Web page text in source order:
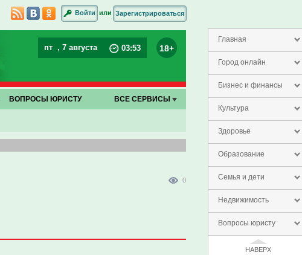
Главная
Город онлайн
Бизнес и финансы
Культура
Здоровье
Образование
Семья и дети
Недвижимость
Вопросы юристу
НАВЕРХ
Войти или Зарегистрироваться
пт , 7 августа 03:53 18+
ВОПРОСЫ ЮРИСТУ ВСЕ СЕРВИСЫ
0